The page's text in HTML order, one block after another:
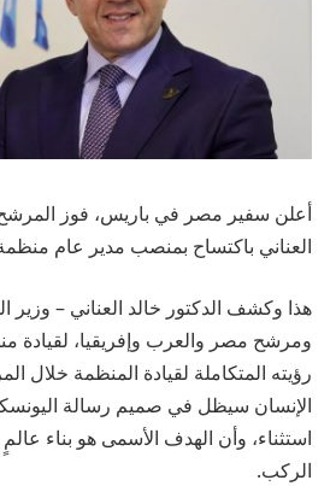
أعلن سفير مصر في باريس، فوز المرشح
العناني باكتساح بمنصب مدير عام
هذا وكشف الدكتور خالد العناني – وزير
ومرشح مصر والعرب وإفريقيا، لقيادة
رؤيته المتكاملة لقيادة المنظمة خلال
الإنسان سيظل في صميم رسالة
استثناء، وأن الهدف الأسمى هو بناء
الركب.